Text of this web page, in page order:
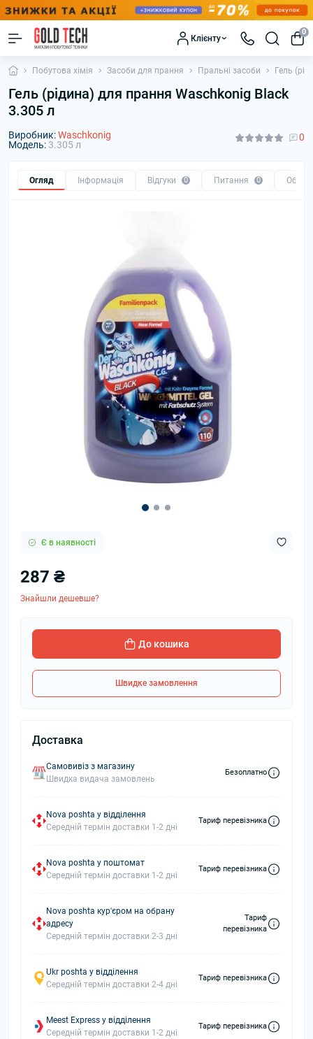
Клієнту
0
Побутова хімія Засоби для прання Пральні засоби Гель
Гель (рідина) для прання Waschkonig Black
3.305 л
Виробник:Waschkonig
Модель: 3.305 л
0
Огляд Інформація Відгуки 0 Питання 0 Обмін
Є в наявності
287 ₴
Знайшли дешевше?
До кошика
Швидке замовлення
Доставка
Самовивіз з магазину
Швидка видача замовлень
Безоплатно
Nova poshta у відділення
Середній термін доставки 1-2 дні
Тариф перевізника
Nova poshta у поштомат
Середній термін доставки 1-2 дні
Тариф перевізника
Nova poshta кур'єром на обрану
адресу
Середній термін доставки 2-3 дні
Тариф
перевізника
Ukr poshta у відділення
Середній термін доставки 2-4 дні
Тариф перевізника
Meest Express у відділення
Середній термін доставки 1-2 дні
Тариф перевізника